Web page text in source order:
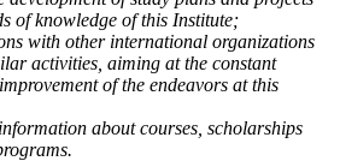
of knowledge of this Institute;
with other international organizations
activities, aiming at the constant
of the endeavors at this
about courses, scholarships